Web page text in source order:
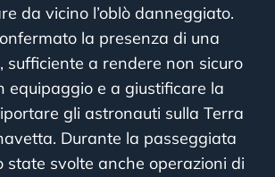
da vicino l’oblò danneggiato.
la presenza di una
sufficiente a rendere non sicuro
equipaggio e a giustificare la
gli astronauti sulla Terra
Durante la passeggiata
state svolte anche operazioni di